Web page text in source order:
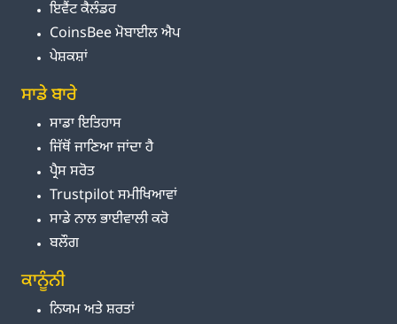
ਇਵੈਂਟ ਕੈਲੰਡਰ
CoinsBee ਮੋਬਾਈਲ ਐਪ
ਪੇਸ਼ਕਸ਼ਾਂ
ਸਾਡੇ ਬਾਰੇ
ਸਾਡਾ ਇਤਿਹਾਸ
ਜਿੱਥੋਂ ਜਾਣਿਆ ਜਾਂਦਾ ਹੈ
ਪ੍ਰੈਸ ਸਰੋਤ
Trustpilot ਸਮੀਖਿਆਵਾਂ
ਸਾਡੇ ਨਾਲ ਭਾਈਵਾਲੀ ਕਰੋ
ਬਲੌਗ
ਕਾਨੂੰਨੀ
ਨਿਯਮ ਅਤੇ ਸ਼ਰਤਾਂ